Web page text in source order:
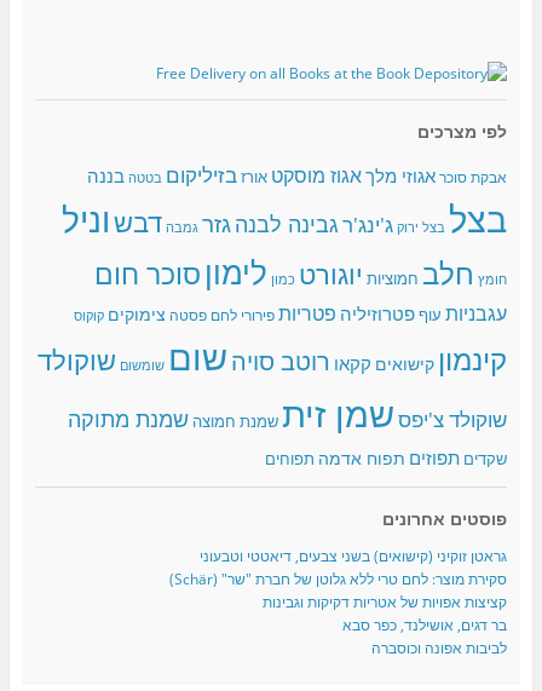
לפי מצרכים
אבקת סוכר אגוזי מלךאגוז מוסקט אורזבזיליקום בטטה בננה
בצל בצל ירוק ג'ינג'רגבינה לבנהגזר גמבה דבשוניל
חומץ חלב חמוציות יוגורט כמון לימוןסוכר חום
עגבניות עוףפטרוזיליה פטריות פירורי לחם פסטה צימוקים קוקוס
קינמון קישואים קקאו רוטב סויהשום שומשום שוקולד
שוקולד צ'יפסשמן זיתשמנת חמוצה שמנת מתוקה
שקדים תפוזים תפוח אדמה תפוחים
פוסטים אחרונים
גראטן זוקיני (קישואים) בשני צבעים, דיאטטי וטבעוני
סקירת מוצר: לחם טרי ללא גלוטן של חברת "שר" (Schär)
קציצות אפויות של אטריות דקיקות וגבינות
בר דגים, אושילנד, כפר סבא
לביבות אפונה וכוסברה